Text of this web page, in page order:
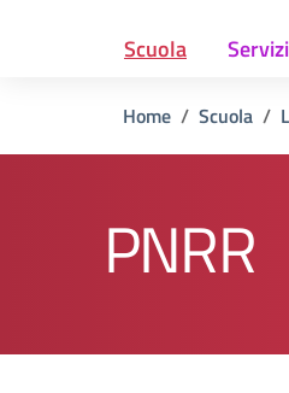
Scuola Servizi
Home Scuola
PNRR